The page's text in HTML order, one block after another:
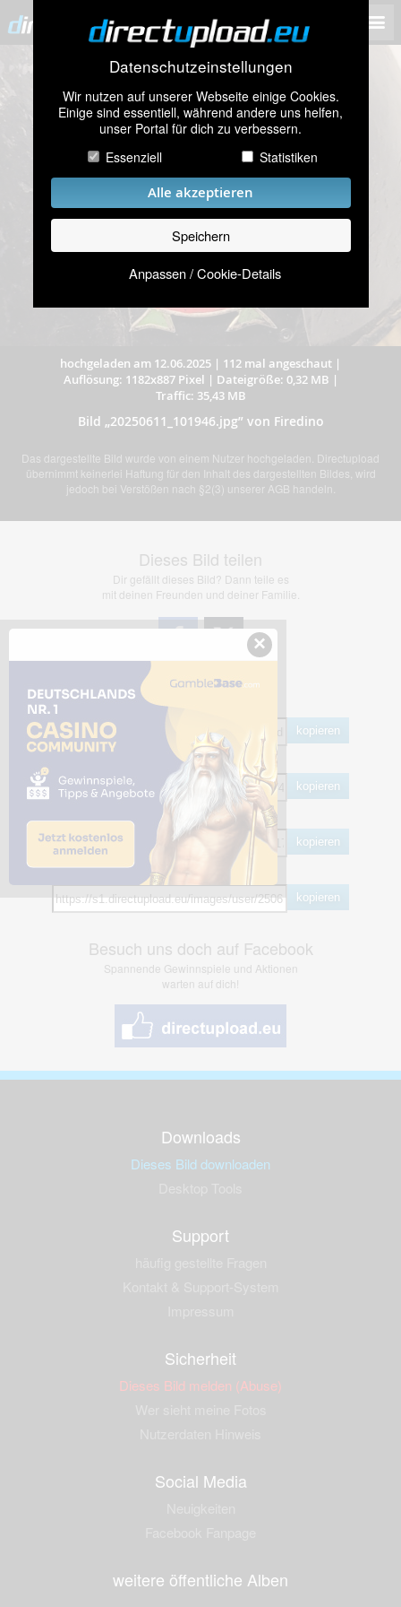
Datenschutzeinstellungen
Wir nutzen auf unserer Webseite einige Cookies.
Einige sind essentiell, während andere uns helfen,
unser Portal für dich zu verbessern.
Essenziell
Statistiken
Alle akzeptieren
Speichern
Anpassen / Cookie-Details
hochgeladen am 12.06.2025 | 112 mal angeschaut |
Auflösung: 1182x887 Pixel | Dateigröße: 0,32 MB |
Traffic: 35,43 MB
Bild „20250611_101946.jpg” von Firedino
Das dargestellte Bild wurde von einem Nutzer hochgeladen. Directupload
übernimmt keinerlei Haftung für den Inhalt des dargestellten Bildes, wird
jedoch bei Verstößen nach §2(3) unserer AGB handeln.
Dieses Bild teilen
Dir gefällt dieses Bild? Dann teile es
mit deinen Freunden und deiner Familie.
Share Links
kopieren
HTML
kopieren
BB Code
kopieren
kopieren
Besuch uns doch auf Facebook
Spannende Gewinnspiele und Aktionen
warten auf dich!
Downloads
Dieses Bild downloaden
Support
Sicherheit
Dieses Bild melden (Abuse)
Social Media
weitere öffentliche Alben
×